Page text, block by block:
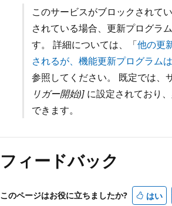
このサービスがブロックされて
されている場合、更新プログラ
す。 詳細については、「他の更
されるが、機能更新プログラム
参照してください。 既定では、
リガー開始)]に設定されており
できます。
フィードバック
このページはお役に立ちましたか? はい